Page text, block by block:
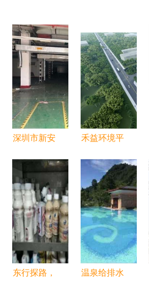
深圳市新安
测鉴定报告
授权办理指
南——环境
工程视角下
的合规路径
禾益环境平
启动 绿色
智造新引
擎，携手共
创美好未来
东行探路，
温泉给排水